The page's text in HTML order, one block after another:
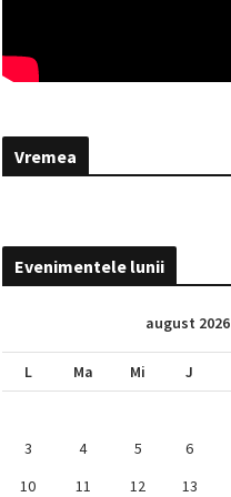
Vremea
Evenimentele lunii
august 2026
L Ma Mi J
3
4 5 6
10
11 12 13